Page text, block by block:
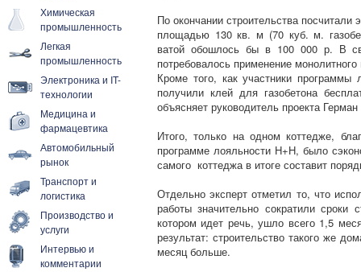
Химическая
промышленность
Легкая
промышленность
Электроника и IT-
технологии
Медицина и
фармацевтика
Автомобильный
рынок
Транспорт и
логистика
Производство и
услуги
Интервью и
комментарии
По окончании строительства
площадью 130 кв. м (70 куб. м.
ватой обошлось бы в 100 000 р. В
потребовалось применение
Кроме того, как участники
получили клей для газобетона
объясняет руководитель проекта
Итого, только на одном коттедже,
программе лояльности H+H, было
самого коттеджа в итоге составит
Отдельно эксперт отметил то, что
работы значительно сократили сроки
котором идет речь, ушло всего 1,5
результат: строительство такого же
месяц больше.